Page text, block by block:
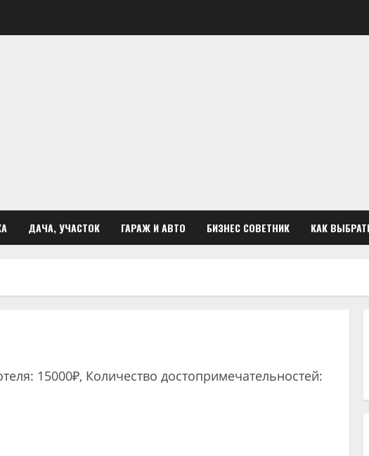
ДАЧА, УЧАСТОК ГАРАЖ И АВТО БИЗНЕС СОВЕТНИК КАК
15000₽, Количество достопримечательностей: